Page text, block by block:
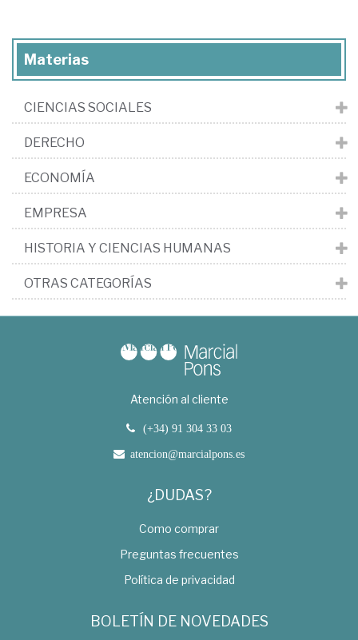
Materias
CIENCIAS SOCIALES
DERECHO
ECONOMÍA
EMPRESA
HISTORIA Y CIENCIAS HUMANAS
OTRAS CATEGORÍAS
Atención al cliente
(+34) 91 304 33 03
atencion@marcialpons.es
¿DUDAS?
Como comprar
Preguntas frecuentes
Política de privacidad
BOLETÍN DE NOVEDADES